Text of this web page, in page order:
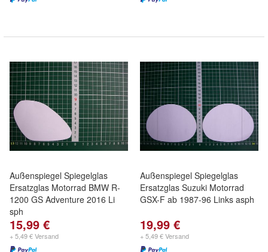
Außenspiegel Spiegelglas
Ersatzglas Motorrad BMW R-
1200 GS Adventure 2016 Li
sph
15,99 €
+ 5,49 € Versand
Außenspiegel Spiegelglas
Ersatzglas Suzuki Motorrad
GSX-F ab 1987-96 Links asph
19,99 €
+ 5,49 € Versand